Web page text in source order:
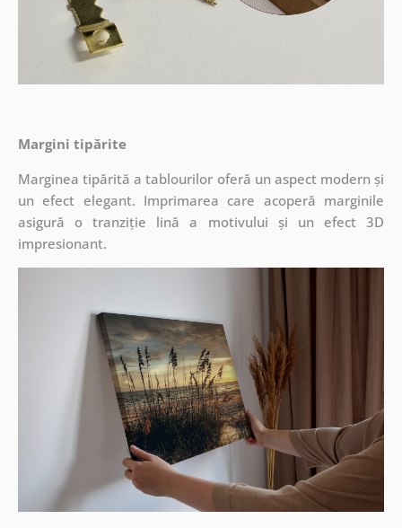
Margini tipărite
Marginea tipărită a tablourilor oferă un aspect modern și
un efect elegant. Imprimarea care acoperă marginile
asigură o tranziție lină a motivului și un efect 3D
impresionant.